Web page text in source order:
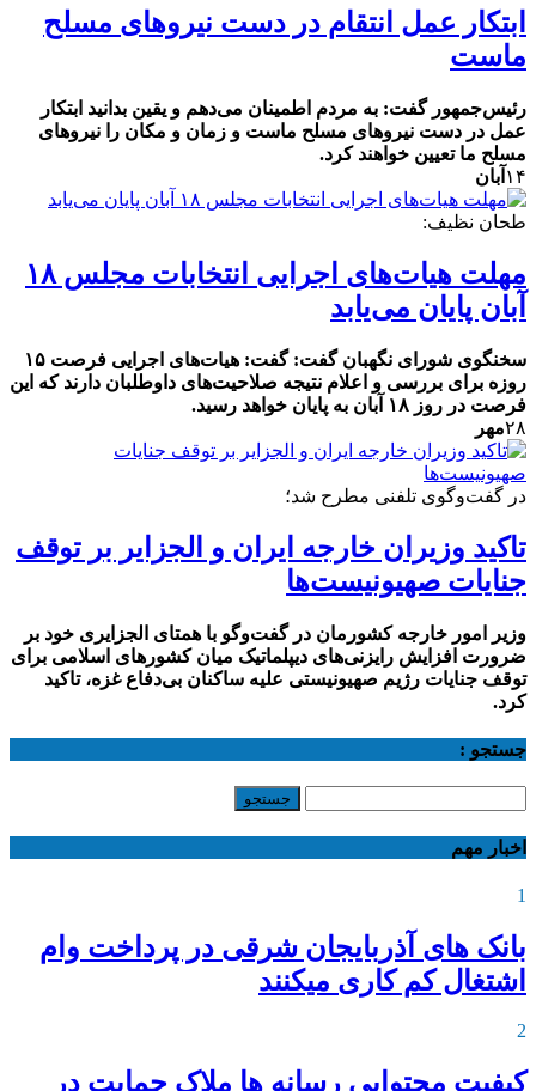
ابتکار عمل انتقام در دست نیروهای مسلح
ماست
رئیس‌جمهور گفت: به مردم اطمینان می‌دهم‌ و یقین بدانید ابتکار
عمل در دست نیروهای مسلح ماست و زمان و مکان را نیروهای
مسلح ما تعیین خواهند کرد.
۱۴ آبان
طحان نظیف:
مهلت هیات‌های اجرایی انتخابات مجلس ۱۸
آبان پایان می‌یابد
سخنگوی شورای نگهبان گفت: گفت: هیات‌های اجرایی فرصت ۱۵
روزه برای بررسی و اعلام نتیجه صلاحیت‌های داوطلبان دارند که این
فرصت در روز ۱۸ آبان به پایان خواهد رسید.
۲۸مهر
در گفت‌وگوی تلفنی مطرح شد؛
تاکید وزیران خارجه ایران و الجزایر بر توقف
جنایات صهیونیست‌ها
وزیر امور خارجه کشورمان در گفت‌وگو با همتای الجزایری خود بر
ضرورت افزایش رایزنی‌های دیپلماتیک میان کشورهای اسلامی برای
توقف جنایات رژیم صهیونیستی علیه ساکنان بی‌دفاع غزه، تاکید
کرد.
جستجو :
اخبار مهم
1
بانک های آذربایجان شرقی در پرداخت وام
اشتغال کم کاری میکنند
2
کیفیت محتوایی رسانه ها ملاک حمایت در